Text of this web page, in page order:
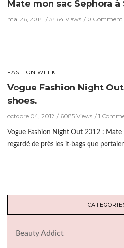
Mate mon sac Sephora à
mai 26, 2014 3464 Views 0 Comment
FASHION WEEK
Vogue Fashion Night
shoes.
octobre 04, 2012 6085 Views 1
Vogue Fashion Night Out 2012 : Mate
regardé de près les it-bags que
Beauty Addict